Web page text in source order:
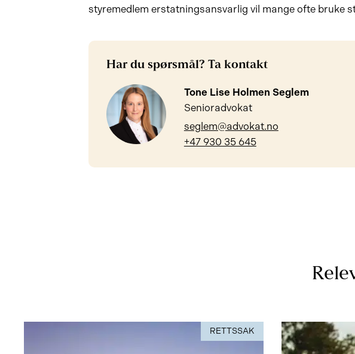
styremedlem erstatningsansvarlig vil mange ofte bruke
Har du spørsmål? Ta kontakt
Tone Lise Holmen Seglem
Senioradvokat
seglem@advokat.no
+47 930 35 645
RETTSSAK